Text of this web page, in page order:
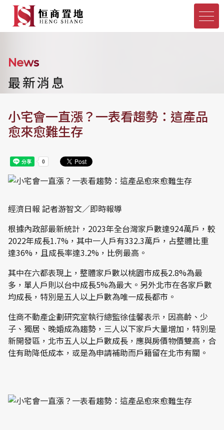
News
最新消息
小宅會一直漲？一表看趨勢：這產品
愈來愈難生存
經濟日報 記者游智文／即時報導
根據內政部最新統計，2023年全台灣家戶數達924萬戶，較
2022年成長1.7%，其中一人戶有332.3萬戶，占整體比重
達36%，且成長率達3.2%，比例最高。
其中在六都表現上，整體家戶數以桃園市成長2.8%為最
多，單人戶則以台中成長5%為最大。另外北市在各家戶數
均成長，特別是五人以上戶數為唯一成長都市。
住商不動產企劃研究室執行總監徐佳馨表示，因高齡、少
子、獨居、晚婚成為趨勢，三人以下家戶大量增加，特別是
新開發區，北市五人以上戶數成長，應與房價物價雙高，合
住有助降低成本，或是為申請補助而戶籍留在北市有關。